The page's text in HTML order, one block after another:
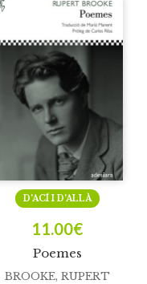
Poemes
D’ACÍ I D’ALLÀ
11.00€
BROOKE, RUPERT